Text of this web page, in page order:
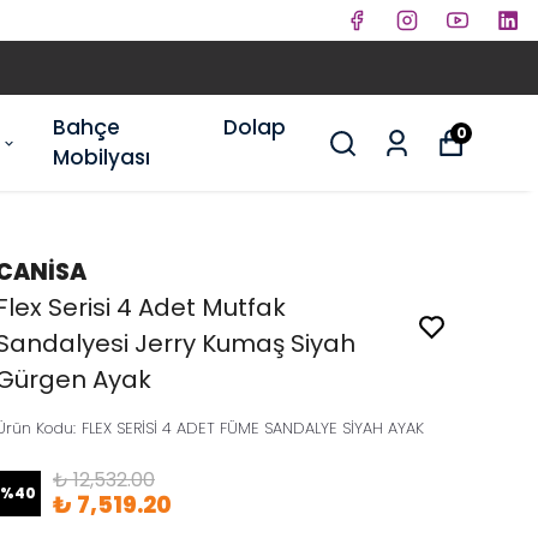
Bahçe
Mobilyası
Dolap 0
Serisi 4 Adet Mutfak
Jerry Kumaş Siyah
Ayak
Kodu: FLEX SERİSİ 4 ADET FÜME SANDALYE SİYAH AYAK
%40 ₺ 12,532.00
₺ 7,519.20